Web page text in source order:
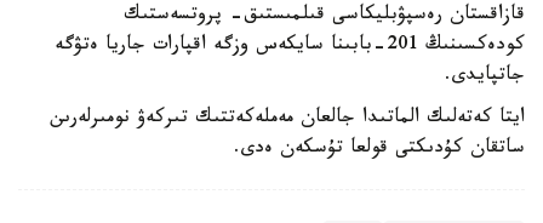
قازاقستان رەسپۋبليكاسى قىلمىستىق- پروتسەستىك
كودەكسىنىڭ 201-بابىنا سايكەس وزگە اقپارات جاريا ەتۋگە
جاتپايدى.
ايتا كەتەلىك الماتىدا جالعان مەملەكەتتىك تىركەۋ نومىرلەرىن
ساتقان كۇدىكتى قولعا تۇسكەن ەدى.